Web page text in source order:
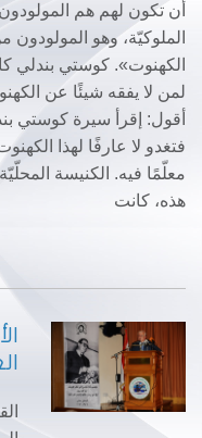
أن تكون لهم هم
الملوكيّة، وهو المولودون
الكهنوت». كوستي بندلي
لمن لا يفقه شيئًا عن
أقول: إقرأ سيرة كوستي
فتغدو لا عارفًا لهذا
معلّمًا فيه. الكنيسة
هذه، كانت